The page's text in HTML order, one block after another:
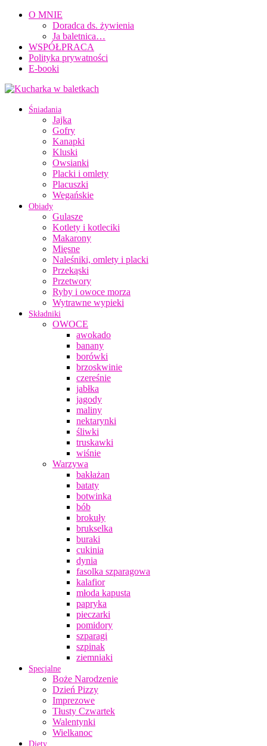
O MNIE
Doradca ds. żywienia
Ja baletnica…
WSPÓŁPRACA
Polityka prywatności
E-booki
Śniadania
Jajka
Gofry
Kanapki
Kluski
Owsianki
Placki i omlety
Placuszki
Wegańskie
Obiady
Gulasze
Kotlety i kotleciki
Makarony
Mięsne
Naleśniki, omlety i placki
Przekąski
Przetwory
Ryby i owoce morza
Wytrawne wypieki
Składniki
OWOCE
awokado
banany
borówki
brzoskwinie
czereśnie
jabłka
jagody
maliny
nektarynki
śliwki
truskawki
wiśnie
Warzywa
bakłażan
bataty
botwinka
bób
brokuły
brukselka
buraki
cukinia
dynia
fasolka szparagowa
kalafior
młoda kapusta
papryka
pieczarki
pomidory
szparagi
szpinak
ziemniaki
Specjalne
Boże Narodzenie
Dzień Pizzy
Imprezowe
Tłusty Czwartek
Walentynki
Wielkanoc
Diety